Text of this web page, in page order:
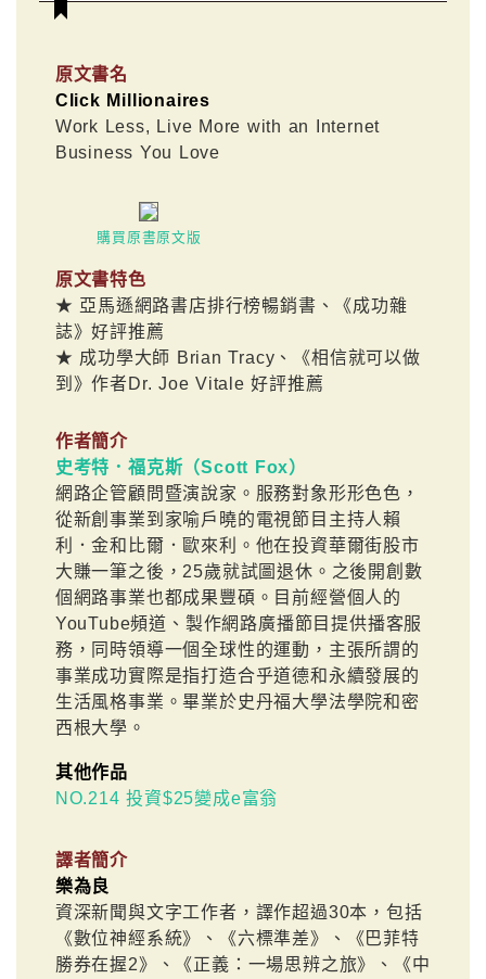
原文書名
Click Millionaires
Work Less, Live More with an Internet
Business You Love
購買原書原文版
原文書特色
★ 亞馬遜網路書店排行榜暢銷書、《成功雜
誌》好評推薦
★ 成功學大師 Brian Tracy、《相信就可以做
到》作者Dr. Joe Vitale 好評推薦
作者簡介
史考特．福克斯（Scott Fox）
網路企管顧問暨演說家。服務對象形形色色，
從新創事業到家喻戶曉的電視節目主持人賴
利．金和比爾．歐來利。他在投資華爾街股市
大賺一筆之後，25歲就試圖退休。之後開創數
個網路事業也都成果豐碩。目前經營個人的
YouTube頻道、製作網路廣播節目提供播客服
務，同時領導一個全球性的運動，主張所謂的
事業成功實際是指打造合乎道德和永續發展的
生活風格事業。畢業於史丹福大學法學院和密
西根大學。
其他作品
NO.214 投資$25變成e富翁
譯者簡介
樂為良
資深新聞與文字工作者，譯作超過30本，包括
《數位神經系統》、《六標準差》、《巴菲特
勝券在握2》、《正義：一場思辨之旅》、《中